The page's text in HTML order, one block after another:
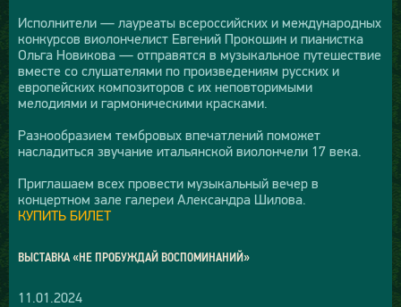
Исполнители — лауреаты всероссийских и международных
конкурсов виолончелист Евгений Прокошин и пианистка
Ольга Новикова — отправятся в музыкальное путешествие
вместе со слушателями по произведениям русских и
европейских композиторов с их неповторимыми
мелодиями и гармоническими красками.
Разнообразием тембровых впечатлений поможет
насладиться звучание итальянской виолончели 17 века.
Приглашаем всех провести музыкальный вечер в
концертном зале галереи Александра Шилова.
КУПИТЬ БИЛЕТ
ВЫСТАВКА «НЕ ПРОБУЖДАЙ ВОСПОМИНАНИЙ»
11.01.2024